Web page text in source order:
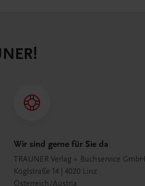
Wir sind gerne für Sie da
TRAUNER Verlag + Buchservice GmbH
Köglstraße 14 | 4020 Linz
Österreich/Austria